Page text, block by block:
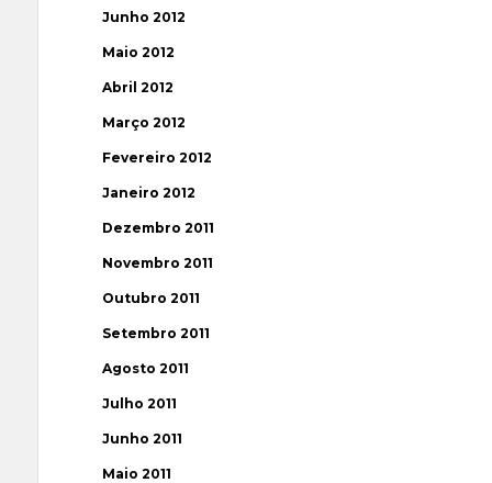
Junho 2012
Maio 2012
Abril 2012
Março 2012
Fevereiro 2012
Janeiro 2012
Dezembro 2011
Novembro 2011
Outubro 2011
Setembro 2011
Agosto 2011
Julho 2011
Junho 2011
Maio 2011